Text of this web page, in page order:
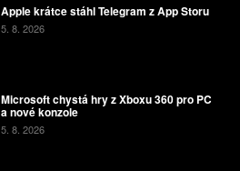
Apple krátce stáhl Telegram z App Storu
5. 8. 2026
Microsoft chystá hry z Xboxu 360 pro PC
a nové konzole
5. 8. 2026